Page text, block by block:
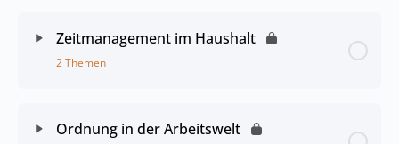
Zeitmanagement im Haushalt
2 Themen
Ordnung in der Arbeitswelt